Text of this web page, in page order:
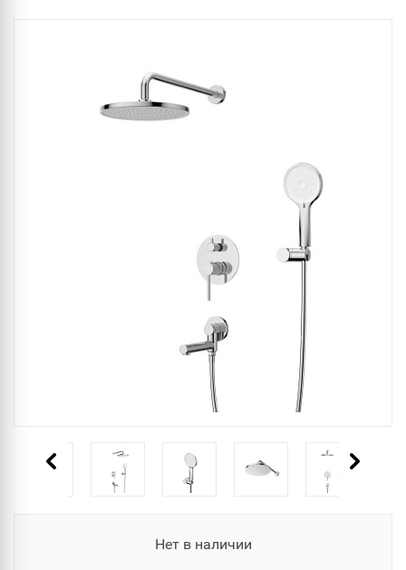
Нет в наличии